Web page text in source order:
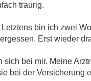
traurig.
bin ich zwei
Erst wieder
bei mir. Meine
bei der Versicherung